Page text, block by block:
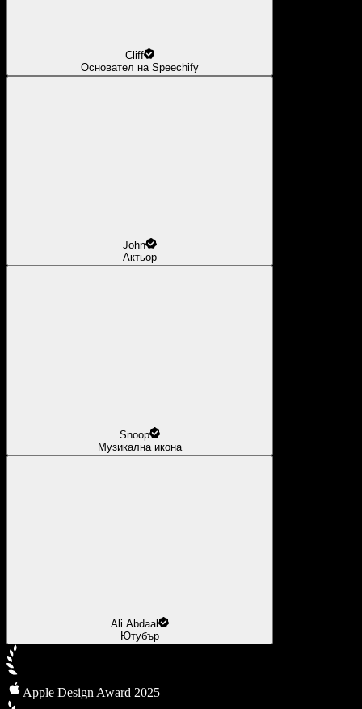
Cliff
Основател на Speechify
John
Актьор
Snoop
Музикална икона
Ali Abdaal
Ютубър
Apple Design Award 2025